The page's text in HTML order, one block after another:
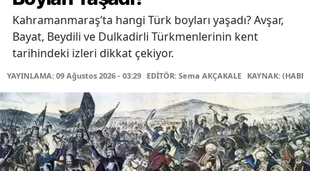
Kahramanmaraş’ta hangi Türk boyları yaşadı? Avşar,
Bayat, Beydili ve Dulkadirli Türkmenlerinin kent
tarihindeki izleri dikkat çekiyor.
YAYINLAMA: 09 Ağustos 2026 - 03:29 EDİTÖR: Sema AKÇAKALE KAYNAK: